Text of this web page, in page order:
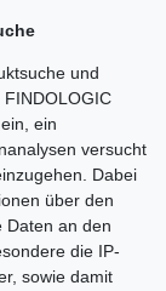
und
ein
versucht
Dabei
über den
Daten an den
die IP-
sowie damit